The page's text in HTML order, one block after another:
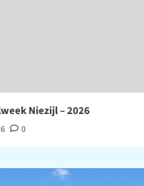
Niezijl – 2026
0